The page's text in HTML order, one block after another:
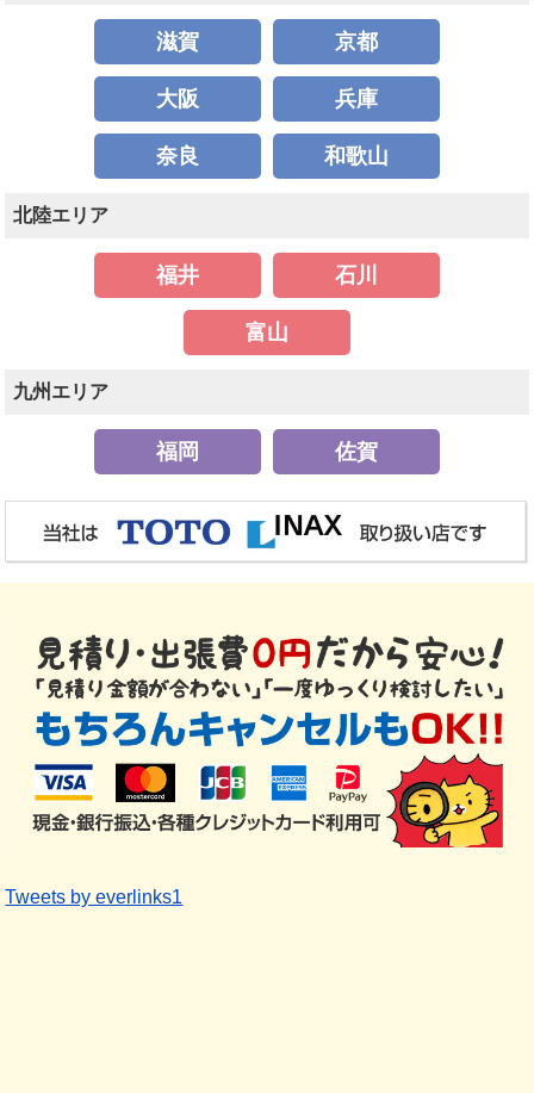
滋賀 京都
大阪 兵庫
奈良 和歌山
北陸エリア
福井 石川
富山
九州エリア
福岡 佐賀
Tweets by everlinks1